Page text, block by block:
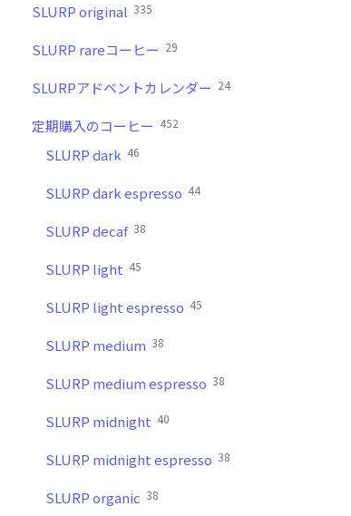
SLURP original 335
SLURP rareコーヒー 29
SLURPアドベントカレンダー 24
定期購入のコーヒー 452
SLURP dark 46
SLURP dark espresso 44
SLURP decaf 38
SLURP light 45
SLURP light espresso 45
SLURP medium 38
SLURP medium espresso 38
SLURP midnight 40
SLURP midnight espresso 38
SLURP organic 38